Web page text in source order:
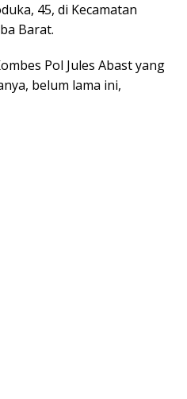
45, di Kecamatan
Barat.
Pol Jules Abast yang
belum lama ini,